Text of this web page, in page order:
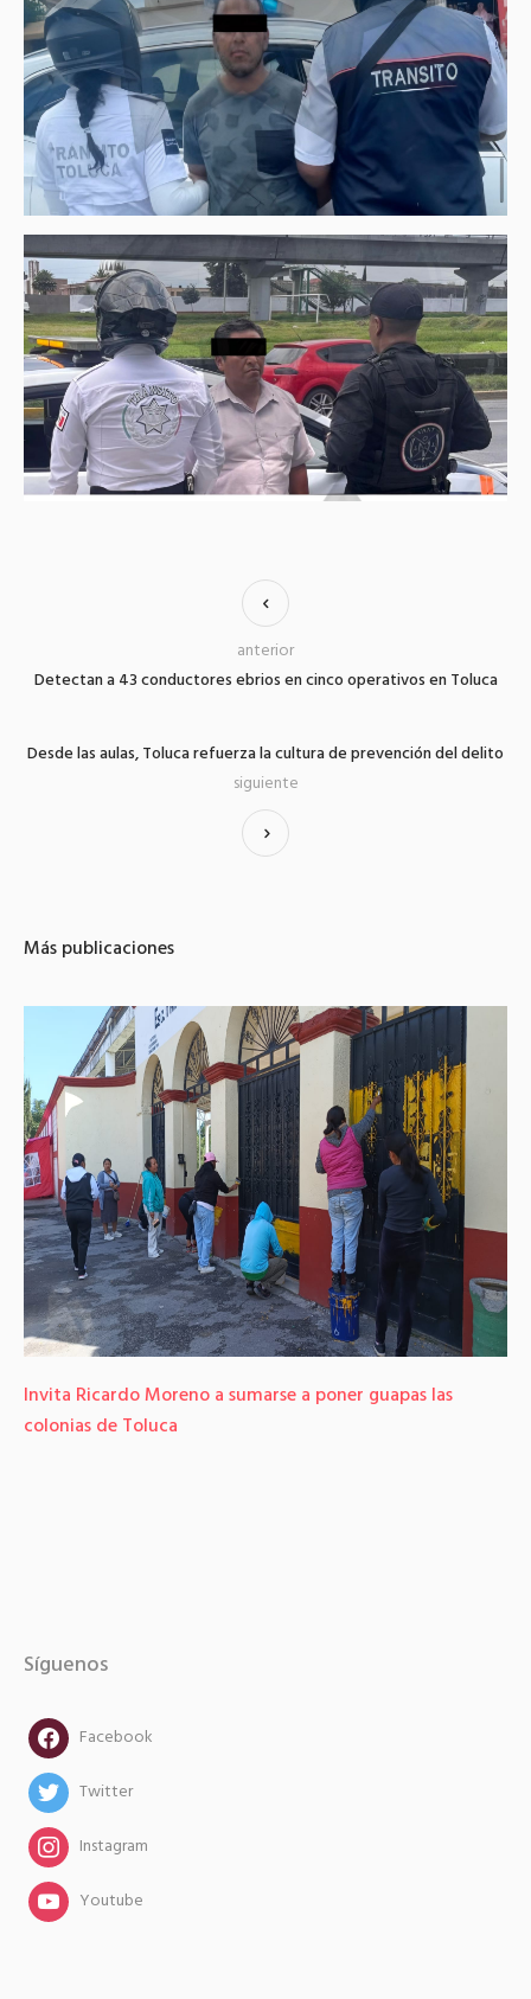
Detectan a 43 conductores ebrios en cinco operativos en Toluca
anterior
Desde las aulas, Toluca refuerza la cultura de prevención del delito
siguiente
Más publicaciones
Invita Ricardo Moreno a sumarse a poner guapas las
colonias de Toluca
Síguenos
facebookFacebook
twitterTwitter
instagramInstagram
instagramYoutube